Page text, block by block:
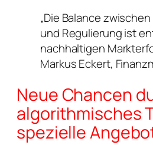
„Die Balance
und Regulierung ist
nachhaltigen
Markus Eckert,
Neue Chancen
algorithmisches
spezielle